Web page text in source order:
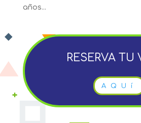
años...
RESERVA TU
AQUí